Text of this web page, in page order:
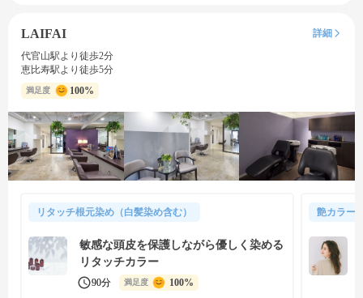
LAIFAI
詳細
代官山駅より徒歩2分
恵比寿駅より徒歩5分
満足度 100%
リタッチ根元染め（白髪染め含む）
敏感な頭皮を保護しながら優しく染める
リタッチカラー
90分 満足度 100%
艶カラー